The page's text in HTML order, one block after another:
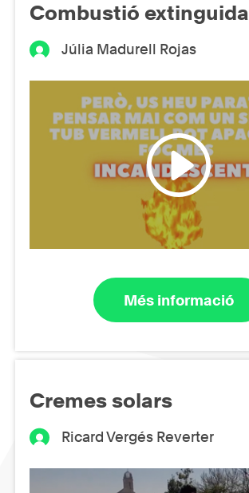
Combustió extinguida
Júlia Madurell Rojas
Més informació
Cremes solars
Ricard Vergés Reverter